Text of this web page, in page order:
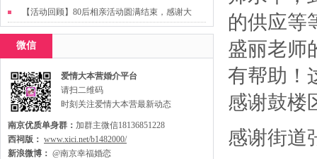
的供应等
盛丽老师
有帮助！
感谢鼓楼
感谢街道
友活动
【活动回顾】80后相亲活动圆满结束，感谢大
家，走出来才有机会扩大缘分哦~
微信
爱情大本营婚介平台
请扫二维码
时刻关注爱情大本营最新动态
南京优质单身群： 加群主微信18136851228
西祠版： www.xici.net/b1482000/
新浪微博： @南京幸福婚恋